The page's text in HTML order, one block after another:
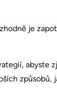
je
abyste